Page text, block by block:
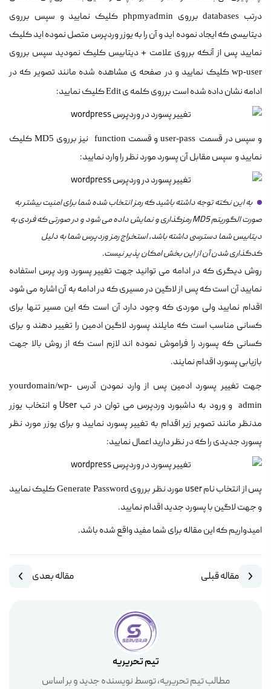
درتب databasesبرروی phpmyadmin کلیک نمایید و سپس برروی
دیتابیسی که ایجاد نموده اید و آن را به یوزر وردپرس متصل نموده اید کلیک
نمایید پس از آنکه برروی علامت + دیتابیس کلیک نمودید سپس برروی
wp-user کلیک نمایید و در صفحه ی مشاهده شده مانند تصویر که در
ادامه نشان داده شده است برروی کلمه یEditکلیک نمایید:
و سپس در قسمت و قسمت function نیز برروی MD5 کلیک
نمایید و سپس مقابل آن پسورد مورد نظر را وارد نمایید:
به این نکته توجه داشته باشید که رمز انتخاب شده شما برای امنیت بیشتر به
صورت الگوریتم MD5 رمزگذاری و نمایش داده می شود و در صورتی که فردی به
دیتابیس شما دسترسی داشته باشد، استخراج رمز وردپرس شما به دلیل
کدگذاری شدن آن از این بخش امکان پذیر نیست.
روش دیگری که در ادامه می توانید جهت تغییر پسورد ورد پرس استفاده
نمایید آن است که پس از لاگین در مسیری که در ادامه به آن اشاره می شود
اقدام نمایید ولی موردی که وجود دارد آن است که این مسیر تنها برای
کسانی مناسب است که مایلند پسورد لاگین ادمین را تغییر دهند و برای
کسانی که پسورد را فراموش نموده اند لازم است که از روش بالا جهت
بازیابی پسورد اقدام نمایند.
جهت تغییر پسورد ادمین پس از وارد نمودن آدرس yourdomain/wp-
admin
و ورود به داشبورد وردپرس می توان در تب User و انتخاب یوزر
مدنظر مانند تصویر زیر اقدام به تغییر پسورد نمایید و برای یوزر مورد نظر
پسورد جدیدی را که در نظر دارید اعمال نمایید:
پس از انتخاب نام user مورد نظر برروی Generate Passwordکلیک نمایید
و جهت لاگین با پسورد جدید اقدام نمایید.
امیدواریم که این مقاله برای شما مفید واقع شده باشد.
مقاله قبلی مقاله بعدی
تیم تحریریه
مطالب تیم تحریریه، توسط نویسنده جدید و بر اساس